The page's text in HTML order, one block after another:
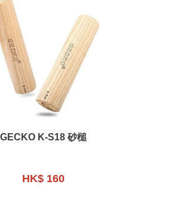
GECKO K-S18 砂槌
HK$ 160